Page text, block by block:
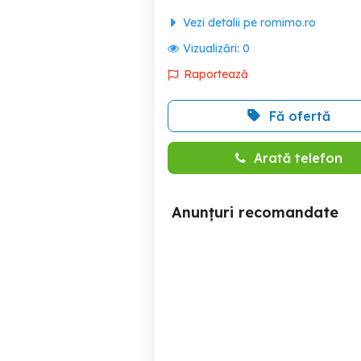
Vezi detalii pe romimo.ro
Vizualizări: 0
Raportează
Fă ofertă
Arată telefon
Anunțuri recomandate